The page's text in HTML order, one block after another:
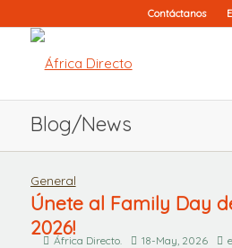
Contáctanos
Blog/News
General
Únete al Family Day
2026!
África Directo. 18-May, 2026